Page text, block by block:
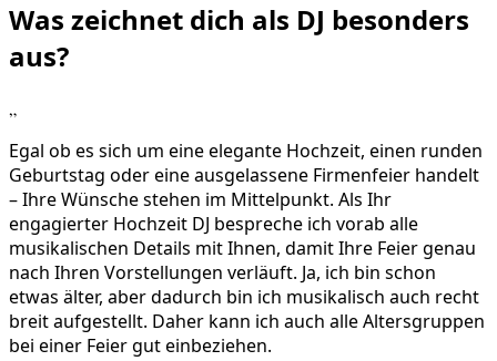
Was zeichnet dich als DJ besonders
aus?
„
Egal ob es sich um eine elegante Hochzeit, einen runden
Geburtstag oder eine ausgelassene Firmenfeier handelt
– Ihre Wünsche stehen im Mittelpunkt. Als Ihr
engagierter Hochzeit DJ bespreche ich vorab alle
musikalischen Details mit Ihnen, damit Ihre Feier genau
nach Ihren Vorstellungen verläuft. Ja, ich bin schon
etwas älter, aber dadurch bin ich musikalisch auch recht
breit aufgestellt. Daher kann ich auch alle Altersgruppen
bei einer Feier gut einbeziehen.